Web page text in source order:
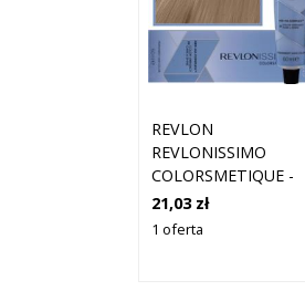
REVLON
REVLONISSIMO
COLORSMETIQUE -
KREMOWA FARBA DO
WŁOSÓW, 60ML 8,13
21,03 zł
1 oferta